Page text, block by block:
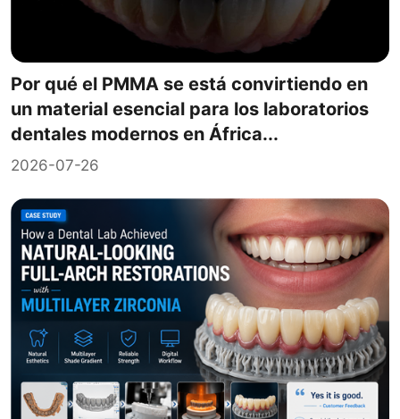
Por qué el PMMA se está convirtiendo en
un material esencial para los laboratorios
dentales modernos en África...
2026-07-26